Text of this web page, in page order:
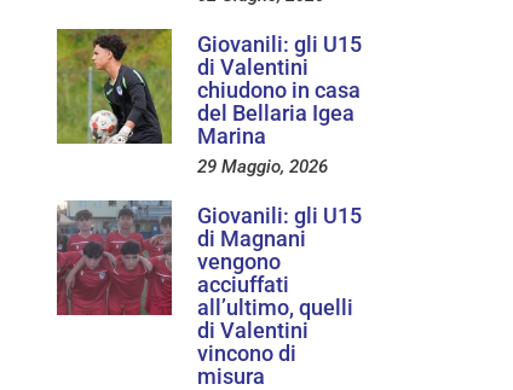
Giovanili: gli U15
di Valentini
chiudono in casa
del Bellaria Igea
Marina
29 Maggio, 2026
Giovanili: gli U15
di Magnani
vengono
acciuffati
all’ultimo, quelli
di Valentini
vincono di
misura